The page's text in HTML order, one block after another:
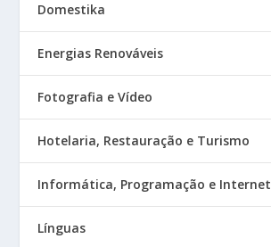
Domestika
Energias Renováveis
Fotografia e Vídeo
Hotelaria, Restauração e Turismo
Informática, Programação e Internet
Línguas